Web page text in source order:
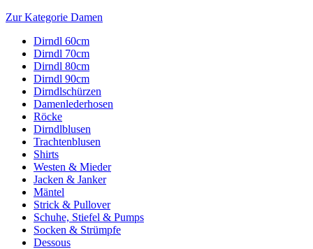
Zur Kategorie Damen
Dirndl 60cm
Dirndl 70cm
Dirndl 80cm
Dirndl 90cm
Dirndlschürzen
Damenlederhosen
Röcke
Dirndlblusen
Trachtenblusen
Shirts
Westen & Mieder
Jacken & Janker
Mäntel
Strick & Pullover
Schuhe, Stiefel & Pumps
Socken & Strümpfe
Dessous